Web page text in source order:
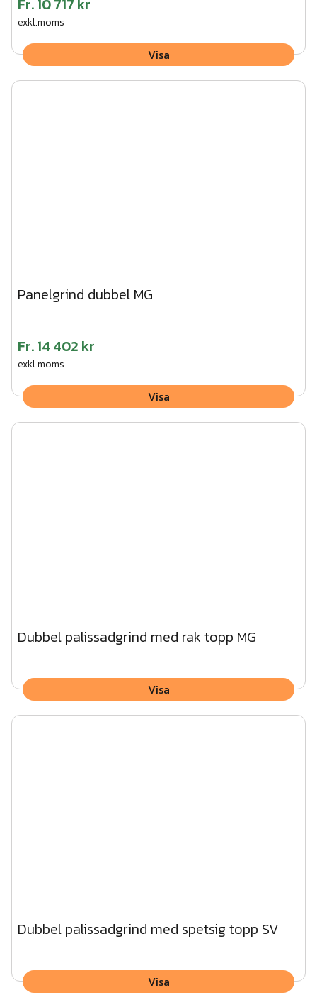
exkl.moms
Visa
Panelgrind dubbel MG
Fr.14 402 kr
exkl.moms
Visa
Dubbel palissadgrind med rak topp MG
Visa
Dubbel palissadgrind med spetsig topp SV
Visa